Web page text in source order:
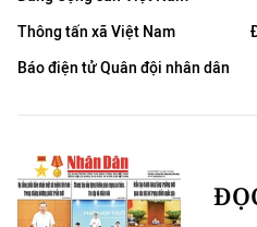
Thông tấn xã Việt Nam
Báo điện tử Quân đội nhân dân